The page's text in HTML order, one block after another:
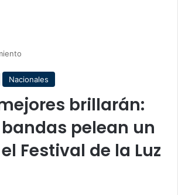
Nacionales
brillarán:
pelean un
Festival de la Luz